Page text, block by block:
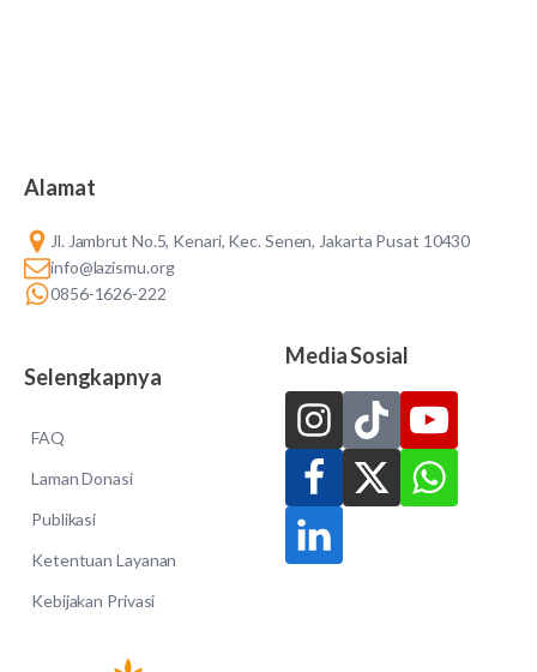
Alamat
Jl. Jambrut No.5, Kenari, Kec. Senen, Jakarta Pusat 10430
info@lazismu.org
0856-1626-222
Selengkapnya
FAQ
Laman Donasi
Publikasi
Ketentuan Layanan
Kebijakan Privasi
Media Sosial